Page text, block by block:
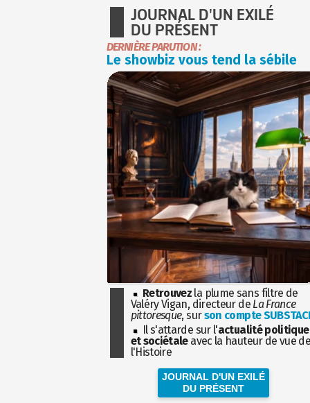
JOURNAL D'UN EXILÉ
DU PRÉSENT
DERNIÈRE PARUTION :
Le showbiz vous tend la sébile
Retrouvez la plume sans filtre de
Valéry Vigan, directeur de La France
pittoresque, surson compte
Il s'attarde sur l'actualité politique
et sociétaleavec la hauteur de vue
l'Histoire
JOURNAL D'UN EXILÉ
DU PRÉSENT